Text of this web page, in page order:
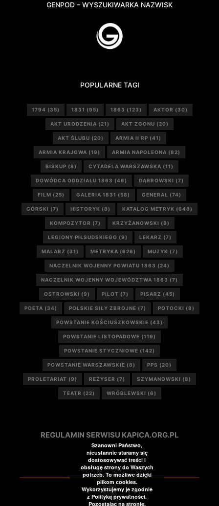
GENPOD – WYSZUKIWARKA NAZWISK
POPULARNE TAGI
1794 (35) 1831 (95) 1863 (123) AKTOR (30)
AKT URODZENIA (21) AKT ZGONU (20)
AKT ŚLUBU (20) ARMIA II RP (41)
ARMIA KRAJOWA (19) ARMIA NAPOLEONA (82)
BISKUP (8) CYTADELA WARSZAWSKA (11)
DOWÓDCA ODDZIAŁU 1863 (46) DĄBROWSKI (7)
FILM (25) GALERIA 1831 (58) GENERAŁ (74)
GÓRSKI (7) HISTORYK (8) KATALOG METRYK (648)
KOMPOZYTOR (7) KRZYŻANOWSKI (8)
LEGIONY PIŁSUDSKIEGO (9) LEKARZ (7)
MALARZ (31) METRYKA (626) MUZYK (7)
NACZELNIK WOJENNY POWIATU 1863 (24)
NACZELNIK WOJENNY WOJEWÓDZTWA 1863 (7)
OSTROWSKI (9) PILOT (7) PISARZ (45)
POETA (34) POLSKIE SIŁY ZBROJNE (7) POTOCKI (8)
POWSTANIE KOŚCIUSZKOWSKIE (43)
POWSTANIE LISTOPADOWE (119)
POWSTANIE STYCZNIOWE (142)
POWSTANIE WARSZAWSKIE (8) PPS (20)
PROLETARIAT (9) REŻYSER (7) SZYMANOWSKI (8)
TEATR (22) WRÓBLEWSKI (6)
REGULAMIN SERWISU KAPICA.ORG.PL
Szanowni Państwo,
nieustannie staramy się
dostosowywać treści i
obsługę strony do Waszych
potrzeb. To możliwe dzięki
plikom cookies.
Wykorzystujemy je zgodnie
z Polityką prywatności.
Pozostając na stronie,